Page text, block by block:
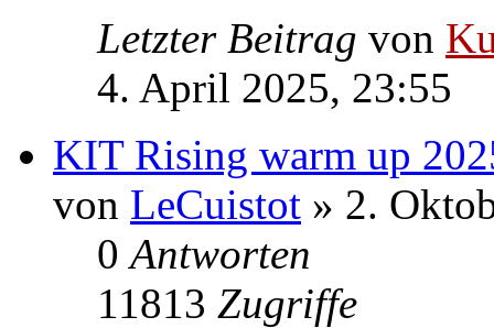
Letzter Beitrag von
4. April 2025, 23:55
KIT Rising warm up
von LeCuistot » 2.
0Antworten
11813 Zugriffe